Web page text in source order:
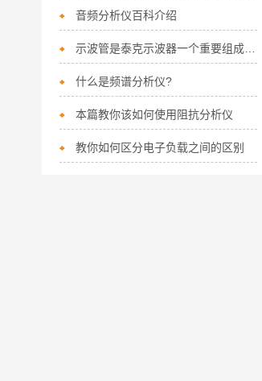
音频分析仪百科介绍
示波管是泰克示波器一个重要组成部分
什么是频谱分析仪?
本篇教你该如何使用阻抗分析仪
教你如何区分电子负载之间的区别